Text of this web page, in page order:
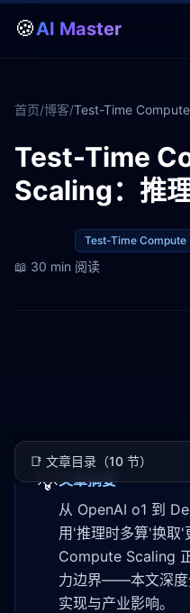
🍪AI Master
首页/博客/Test-Time
Test-Time
Scaling：推
Test-Time Compute
📖 30 min 阅读
📑 文章目录（10 节）
💡文章摘要
从 OpenAI o1 到
用'推理时多算'换取
Compute Scaling
力边界——本文深度
实现与产业影响。